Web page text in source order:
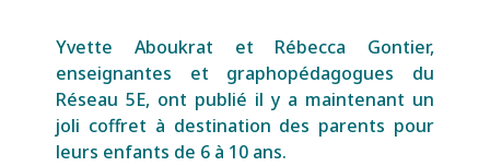
Yvette Aboukrat et Rébecca Gontier,
enseignantes et graphopédagogues du
Réseau 5E, ont publié il y a maintenant un
joli coffret à destination des parents pour
leurs enfants de 6 à 10 ans.